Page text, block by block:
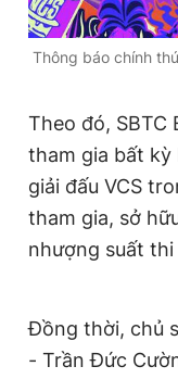
Phó tổng biên tập:
Tổng thư ký tòa
chép dưới mọi hình
bản. Phát triển bởi
Thông báo chính
Theo đó,
tham gia bất kỳ
giải đấu VCS
tham gia, sở
nhượng suất
Đồng thời, chủ
- Trần Đức